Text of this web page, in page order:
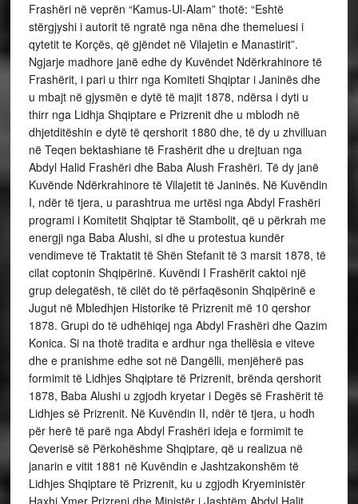
Frashëri në veprën “Kamus-Ul-Alam” thotë: “Eshtë
stërgjyshi i autorit të ngratë nga nëna dhe themeluesi i
qytetit te Korçës, që gjëndet në Vilajetin e Manastirit”.
Ngjarje madhore janë edhe dy Kuvëndet Ndërkrahinore të
Frashërit, i pari u thirr nga Komiteti Shqiptar i Janinës dhe
u mbajt në gjysmën e dytë të majit 1878, ndërsa i dyti u
thirr nga Lidhja Shqiptare e Prizrenit dhe u mblodh në
dhjetditëshin e dytë të qershorit 1880 dhe, të dy u zhvilluan
në Teqen bektashiane të Frashërit dhe u drejtuan nga
Abdyl Halid Frashëri dhe Baba Alush Frashëri. Të dy janë
Kuvënde Ndërkrahinore të Vilajetit të Janinës. Në Kuvëndin
I, ndër të tjera, u parashtrua me urtësi nga Abdyl Frashëri
programi i Komitetit Shqiptar të Stambolit, që u përkrah me
energji nga Baba Alushi, si dhe u protestua kundër
vendimeve të Traktatit të Shën Stefanit të 3 marsit 1878, të
cilat coptonin Shqipërinë. Kuvëndi I Frashërit caktoi një
grup delegatësh, të cilët do të përfaqësonin Shqipërinë e
Jugut në Mbledhjen Historike të Prizrenit më 10 qershor
1878. Grupi do të udhëhiqej nga Abdyl Frashëri dhe Qazim
Konica. Si na thotë tradita e ardhur nga thellësia e viteve
dhe e pranishme edhe sot në Dangëlli, menjëherë pas
formimit të Lidhjes Shqiptare të Prizrenit, brënda qershorit
1878, Baba Alushi u zgjodh kryetar i Degës së Frashërit të
Lidhjes së Prizrenit. Në Kuvëndin II, ndër të tjera, u hodh
për herë të parë nga Abdyl Frashëri ideja e formimit te
Qeverisë së Përkohëshme Shqiptare, që u realizua në
janarin e vitit 1881 në Kuvëndin e Jashtzakonshëm të
Lidhjes Shqiptare të Prizrenit, ku u zgjodh Kryeministër
Haxhi Ymer Prizreni dhe Ministër i Jashtëm Abdyl Halit